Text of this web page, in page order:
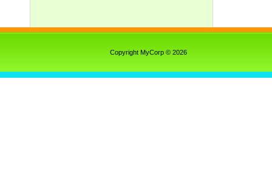
Copyright MyCorp © 2026